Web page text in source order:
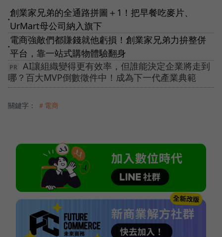
●
創業家兄弟的全通路拼圖＋1！把早餐吃麥片、
UrMart母公司納入旗下
●
電商強敵們都賺錢就他虧損！創業家兄弟力拚整併
平台，靠一站式購物體驗翻身
AI讓組織變得更有效率，但誰能決定企業將走到
哪？百大MVP倒數徵件中！成為下一代產業典範
關鍵字： ＃電商